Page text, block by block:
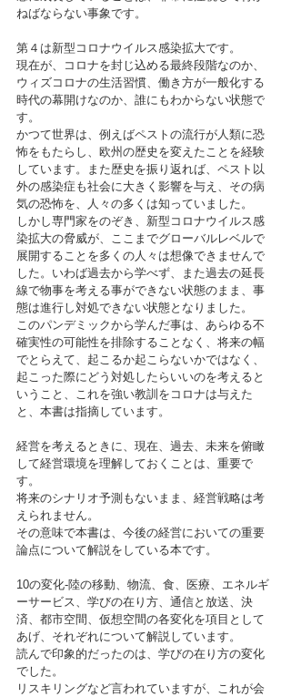
ねばならない事象です。
第４は新型コロナウイルス感染拡大です。
現在が、コロナを封じ込める最終段階なのか、
ウィズコロナの生活習慣、働き方が一般化する
時代の幕開けなのか、誰にもわからない状態で
す。
かつて世界は、例えばペストの流行が人類に恐
怖をもたらし、欧州の歴史を変えたことを経験
しています。また歴史を振り返れば、ペスト以
外の感染症も社会に大きく影響を与え、その病
気の恐怖を、人々の多くは知っていました。
しかし専門家をのぞき、新型コロナウイルス感
染拡大の脅威が、ここまでグローバルレベルで
展開することを多くの人々は想像できませんで
した。いわば過去から学べず、また過去の延長
線で物事を考える事ができない状態のまま、事
態は進行し対処できない状態となりました。
このパンデミックから学んだ事は、あらゆる不
確実性の可能性を排除することなく、将来の幅
でとらえて、起こるか起こらないかではなく、
起こった際にどう対処したらいいのを考えると
いうこと、これを強い教訓をコロナは与えた
と、本書は指摘しています。
経営を考えるときに、現在、過去、未来を俯瞰
して経営環境を理解しておくことは、重要で
す。
将来のシナリオ予測もないまま、経営戦略は考
えられません。
その意味で本書は、今後の経営においての重要
論点について解説をしている本です。
10の変化-陸の移動、物流、食、医療、エネルギ
ーサービス、学びの在り方、通信と放送、決
済、都市空間、仮想空間の各変化を項目として
あげ、それぞれについて解説しています。
読んで印象的だったのは、学びの在り方の変化
でした。
リスキリングなど言われていますが、これが会